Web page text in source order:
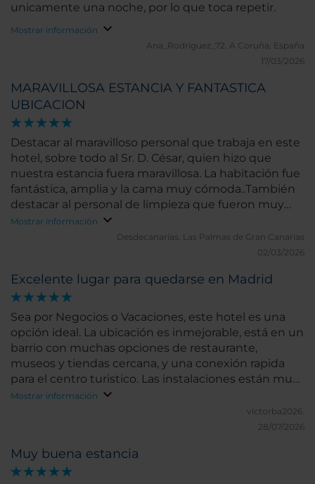
Excelente lugar para quedarse en Madrid
Sea por Negocios o Vacaciones, este hotel es una
opción ideal. La ubicación es inmejorable, está en un
barrio con muchas opciones de restaurante,
museos y tiendas cercana, y una conexión rapida
para el centro turistico. Las instalaciones están muy
bien, el desayuno es completo y el staff del Hotel de
Mostrar información
victorba2026.
28/07/2026
Muy buena estancia
unicamente una noche, por lo que toca repetir.
Mostrar información
Ana_Rodriguez_72. A Coruña, España
17/03/2026
MARAVILLOSA ESTANCIA Y FANTASTICA
UBICACION
Destacar al maravilloso personal que trabaja en este
hotel, sobre todo al Sr. D. César, quien hizo que
nuestra estancia fuera maravillosa. La habitación fue
fantástica, amplia y la cama muy cómoda..También
destacar al personal de limpieza que fueron muy
atentos y serviciales. El hotel está muy bien situado
y puedes ir andando a muchos sitios. Es un hotel
Mostrar información
Desdecanarias. Las Palmas de Gran Canarias
02/03/2026